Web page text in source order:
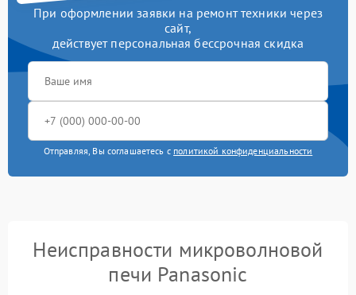
При оформлении заявки на ремонт техники через
сайт,
действует персональная бессрочная скидка
Отправляя, Вы соглашаетесь с политикой конфиденциальности
Неисправности микроволновой
печи Panasonic